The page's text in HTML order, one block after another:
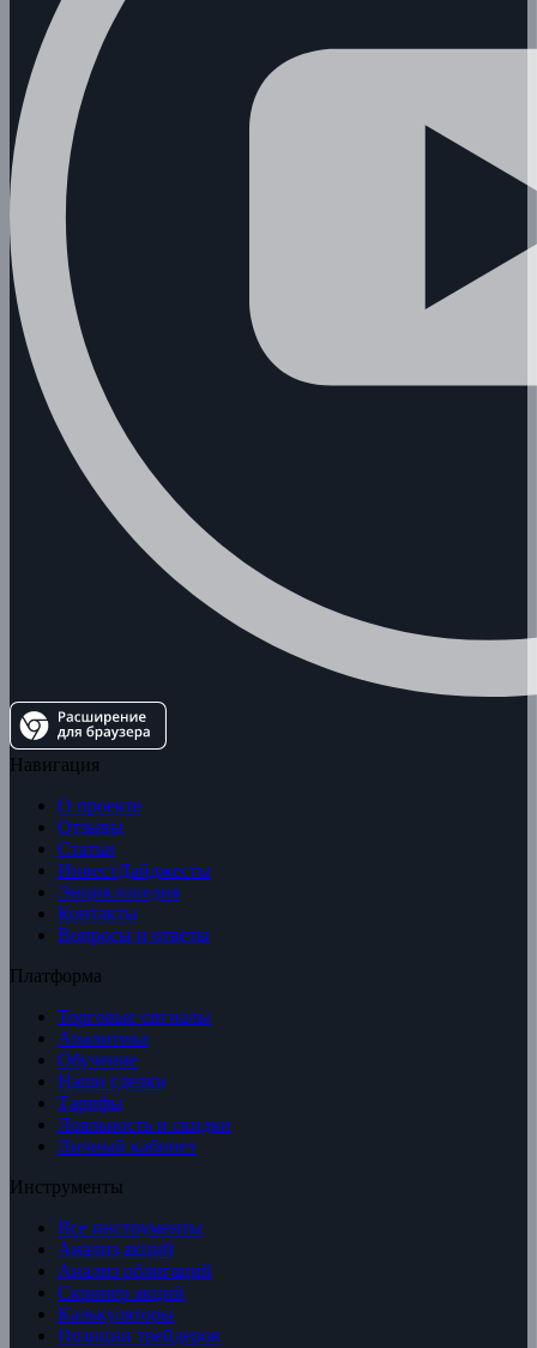
Навигация
О проекте
Отзывы
Статьи
ИнвестДайджесты
Энциклопедия
Контакты
Вопросы и ответы
Платформа
Торговые сигналы
Аналитика
Обучение
Наши сделки
Тарифы
Лояльность и скидки
Личный кабинет
Инструменты
Все инструменты
Анализ акций
Анализ облигаций
Скринер акций
Калькуляторы
Позиции трейдеров